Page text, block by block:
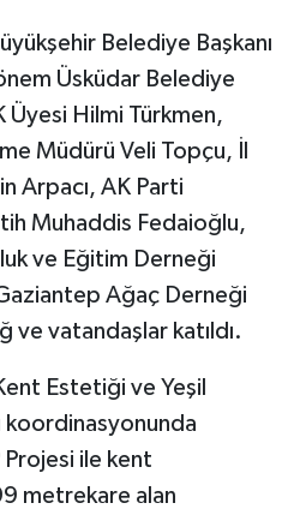
Belediye Başkanı
Üsküdar Belediye
Üyesi Hilmi Türkmen,
Müdürü Veli Topçu, İl
Arpacı, AK Parti
Muhaddis Fedaioğlu,
ve Eğitim Derneği
Ağaç Derneği
ve vatandaşlar katıldı.
Estetiği ve Yeşil
koordinasyonunda
ile kent
metrekare alan